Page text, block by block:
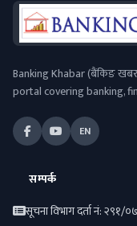
Banking Khabar (बैंकिङ
portal covering banking,
EN
सम्पर्क
सूचना विभाग दर्ता नं: २९१/